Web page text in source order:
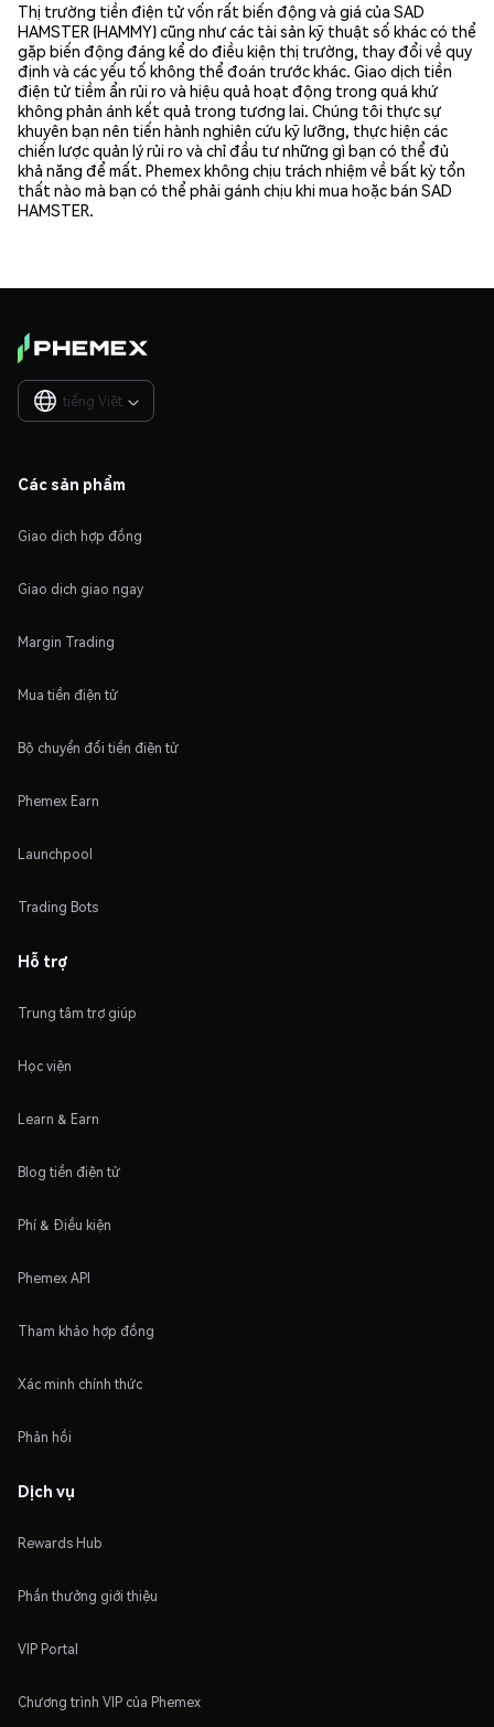
Thị trường tiền điện tử vốn rất biến động và giá của SAD
HAMSTER (HAMMY) cũng như các tài sản kỹ thuật số khác có thể
gặp biến động đáng kể do điều kiện thị trường, thay đổi về quy
định và các yếu tố không thể đoán trước khác. Giao dịch tiền
điện tử tiềm ẩn rủi ro và hiệu quả hoạt động trong quá khứ
không phản ánh kết quả trong tương lai. Chúng tôi thực sự
khuyên bạn nên tiến hành nghiên cứu kỹ lưỡng, thực hiện các
chiến lược quản lý rủi ro và chỉ đầu tư những gì bạn có thể đủ
khả năng để mất. Phemex không chịu trách nhiệm về bất kỳ tổn
thất nào mà bạn có thể phải gánh chịu khi mua hoặc bán SAD
HAMSTER.
tiếng Việt 
Các sản phẩm
Giao dịch hợp đồng
Giao dịch giao ngay
Margin Trading
Mua tiền điện tử
Bộ chuyển đổi tiền điện tử
Phemex Earn
Launchpool
Trading Bots
Hỗ trợ
Trung tâm trợ giúp
Học viện
Learn & Earn
Blog tiền điện tử
Phí & Điều kiện
Phemex API
Tham khảo hợp đồng
Xác minh chính thức
Phản hồi
Dịch vụ
Rewards Hub
Phần thưởng giới thiệu
VIP Portal
Chương trình VIP của Phemex